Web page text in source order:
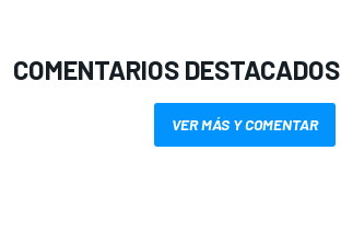
COMENTARIOS DESTACADOS
VER MÁS Y COMENTAR